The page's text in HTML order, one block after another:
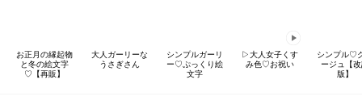
お正月の縁起物
と冬の絵文字
♡【再販】
大人ガーリーな
うさぎさん
シンプルガーリ
ー♡ぷっくり絵
文字
▷大人女子くす
み色♡お祝い
シンプル♡
ージュ【
版】